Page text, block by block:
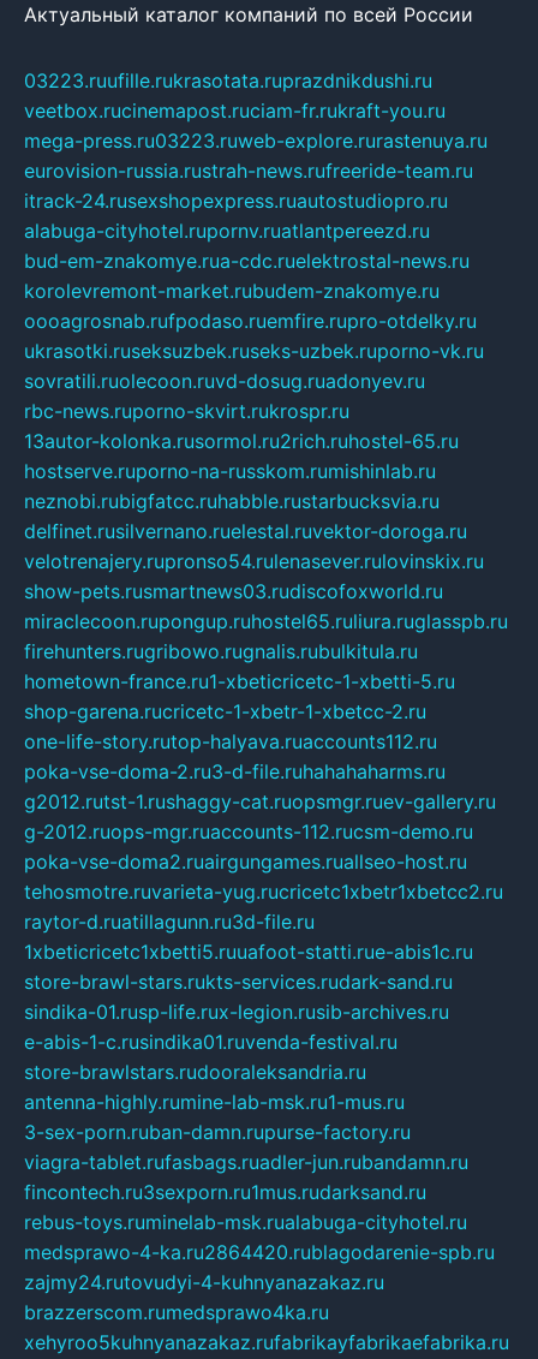
Актуальный каталог компаний по всей России
03223.ruufille.rukrasotata.ruprazdnikdushi.ru
veetbox.rucinemapost.ruciam-fr.rukraft-you.ru
mega-press.ru03223.ruweb-explore.rurastenuya.ru
eurovision-russia.rustrah-news.rufreeride-team.ru
itrack-24.rusexshopexpress.ruautostudiopro.ru
alabuga-cityhotel.rupornv.ruatlantpereezd.ru
bud-em-znakomye.rua-cdc.ruelektrostal-news.ru
korolevremont-market.rubudem-znakomye.ru
oooagrosnab.rufpodaso.ruemfire.rupro-otdelky.ru
ukrasotki.ruseksuzbek.ruseks-uzbek.ruporno-vk.ru
sovratili.ruolecoon.ruvd-dosug.ruadonyev.ru
rbc-news.ruporno-skvirt.rukrospr.ru
13autor-kolonka.rusormol.ru2rich.ruhostel-65.ru
hostserve.ruporno-na-russkom.rumishinlab.ru
neznobi.rubigfatcc.ruhabble.rustarbucksvia.ru
delfinet.rusilvernano.ruelestal.ruvektor-doroga.ru
velotrenajery.rupronso54.rulenasever.rulovinskix.ru
show-pets.rusmartnews03.rudiscofoxworld.ru
miraclecoon.rupongup.ruhostel65.ruliura.ruglasspb.ru
firehunters.rugribowo.rugnalis.rubulkitula.ru
hometown-france.ru1-xbeticricetc-1-xbetti-5.ru
shop-garena.rucricetc-1-xbetr-1-xbetcc-2.ru
one-life-story.rutop-halyava.ruaccounts112.ru
poka-vse-doma-2.ru3-d-file.ruhahahaharms.ru
g2012.rutst-1.rushaggy-cat.ruopsmgr.ruev-gallery.ru
g-2012.ruops-mgr.ruaccounts-112.rucsm-demo.ru
poka-vse-doma2.ruairgungames.ruallseo-host.ru
tehosmotre.ruvarieta-yug.rucricetc1xbetr1xbetcc2.ru
raytor-d.ruatillagunn.ru3d-file.ru
1xbeticricetc1xbetti5.ruuafoot-statti.rue-abis1c.ru
store-brawl-stars.rukts-services.rudark-sand.ru
sindika-01.rusp-life.rux-legion.rusib-archives.ru
e-abis-1-c.rusindika01.ruvenda-festival.ru
store-brawlstars.rudooraleksandria.ru
antenna-highly.rumine-lab-msk.ru1-mus.ru
3-sex-porn.ruban-damn.rupurse-factory.ru
viagra-tablet.rufasbags.ruadler-jun.rubandamn.ru
fincontech.ru3sexporn.ru1mus.rudarksand.ru
rebus-toys.ruminelab-msk.rualabuga-cityhotel.ru
medsprawo-4-ka.ru2864420.rublagodarenie-spb.ru
zajmy24.rutovudyi-4-kuhnyanazakaz.ru
brazzerscom.rumedsprawo4ka.ru
xehyroo5kuhnyanazakaz.rufabrikayfabrikaefabrika.ru